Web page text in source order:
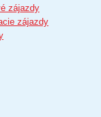
zájazdy
zájazdy